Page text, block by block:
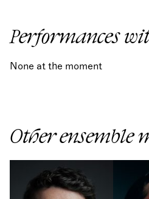
Performances
None at the moment
Other ensemble